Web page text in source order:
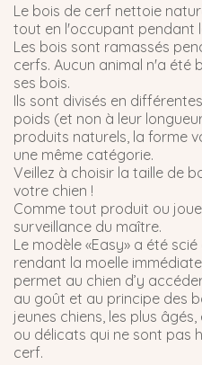
Le bois de cerf nettoie
tout en l'occupant pendant
Les bois sont ramassés
cerfs. Aucun animal n'a été
ses bois.
Ils sont divisés en
poids (et non à leur
produits naturels, la forme
une même catégorie.
Veillez à choisir la taille de
votre chien !
Comme tout produit ou
surveillance du maître.
Le modèle «Easy» a été
rendant la moelle
permet au chien d’y
au goût et au principe des
jeunes chiens, les plus
ou délicats qui ne sont pas
cerf.